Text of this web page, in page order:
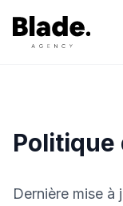
Dernière mise à